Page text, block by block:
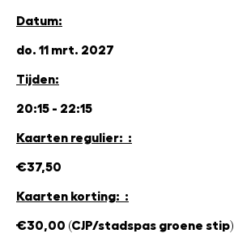
Datum:
do. 11 mrt. 2027
Tijden:
20:15 - 22:15
Kaarten regulier: :
€37,50
Kaarten korting: :
€30,00 (CJP/stadspas groene stip)